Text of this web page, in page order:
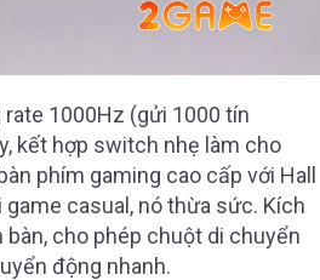
1000Hz (gửi 1000 tín
kết hợp switch nhẹ làm cho
phím gaming cao cấp với Hall
casual, nó thừa sức. Kích
cho phép chuột di chuyển
động nhanh.